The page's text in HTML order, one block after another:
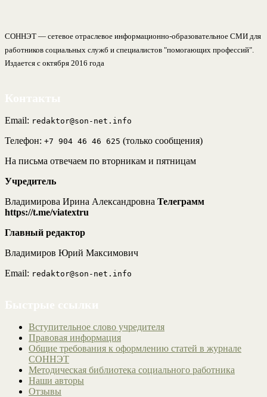
СОННЭТ — сетевое отраслевое информационно-образовательное СМИ для
работников социальных служб и специалистов "помогающих профессий".
Издается с октября 2016 года
Email: redaktor@son-net.info
Телефон: +7 904 46 46 625 (только сообщения)
На письма отвечаем по вторникам и пятницам
Учредитель
Владимирова Ирина Александровна Телеграмм
https://t.me/viatextru
Главный редактор
Владимиров Юрий Максимович
Email: redaktor@son-net.info
Вступительное слово учредителя
Правовая информация
Общие требования к оформлению статей в журнале
СОННЭТ
Методическая библиотека социального работника
Наши авторы
Отзывы